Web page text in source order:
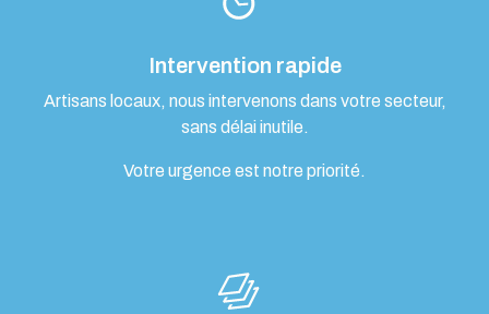
Intervention rapide
Artisans locaux, nous intervenons dans votre secteur,
sans délai inutile.
Votre urgence est notre priorité.